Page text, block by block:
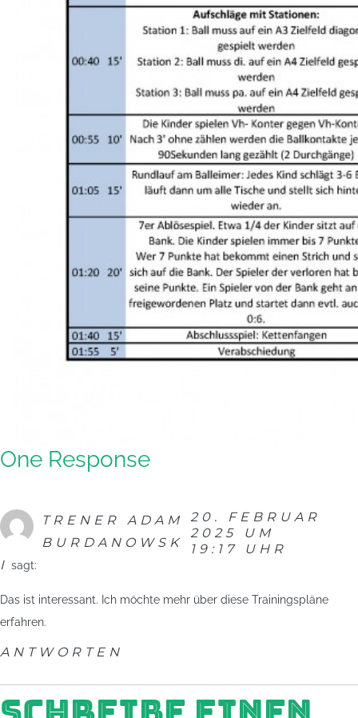
One Response
TRENER ADAM
BURDANOWSK
I sagt:
20. FEBRUAR
2025 UM
19:17 UHR
Das ist interessant. Ich möchte mehr über diese Trainingspläne
erfahren.
ANTWORTEN